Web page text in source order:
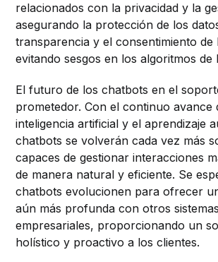
relacionados con la privacidad y la
asegurando la protección de los
transparencia y el consentimiento de
evitando sesgos en los algoritmos de
El futuro de los chatbots en el
prometedor. Con el continuo avance
inteligencia artificial y el aprendizaje
chatbots se volverán cada vez más
capaces de gestionar interacciones
de manera natural y eficiente. Se
chatbots evolucionen para ofrecer
aún más profunda con otros sistemas
empresariales, proporcionando un
holístico y proactivo a los clientes.